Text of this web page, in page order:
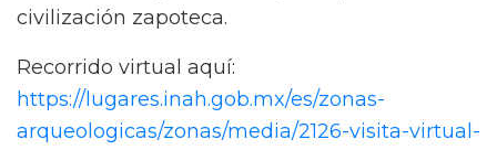
civilización zapoteca.
Recorrido virtual aquí:
https://lugares.inah.gob.mx/es/zonas-
arqueologicas/zonas/media/2126-visita-virtual-